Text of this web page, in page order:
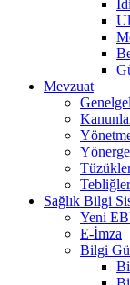
Mevzuat
Tebliğler
Sağlık Bilgi
Yeni
E-İmza
Bilgi